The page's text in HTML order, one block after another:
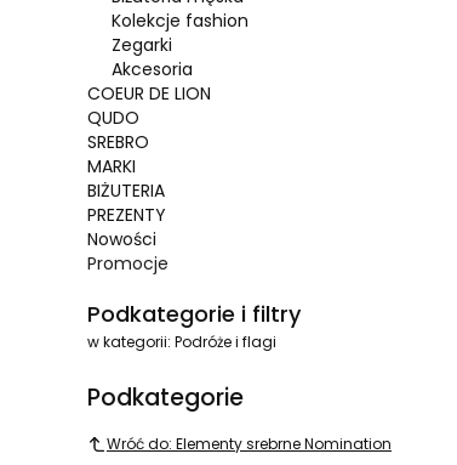
Kolekcje fashion
Zegarki
Akcesoria
COEUR DE LION
QUDO
SREBRO
MARKI
BIŻUTERIA
PREZENTY
Nowości
Promocje
Podkategorie i filtry
w kategorii: Podróże i flagi
Podkategorie
Wróć do: Elementy srebrne Nomination